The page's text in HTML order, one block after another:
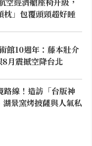
」包覆頭頸超好睡
館10週年：藤本壯介
月震撼空降台北
路線！造訪「台版神
景窯烤披薩與人氣私